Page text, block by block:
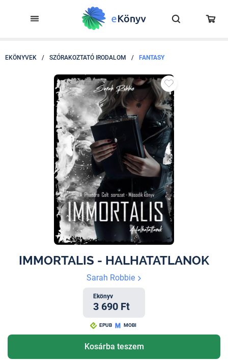
EKÖNYVEK / SZÓRAKOZTATÓ IRODALOM / FANTASY
IMMORTALIS - HALHATATLANOK
Sarah Robbie
Ekönyv
3 690 Ft
EPUB MOBI
Kosárba teszem